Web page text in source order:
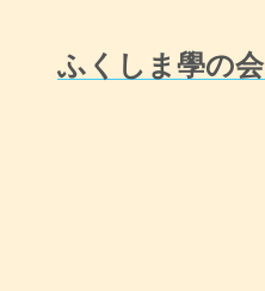
ふくしま學の会